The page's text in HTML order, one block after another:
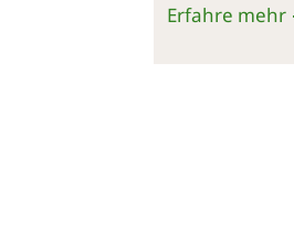
Erfahre mehr